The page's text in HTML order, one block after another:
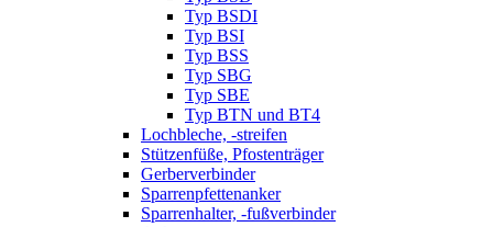
Typ BSDI
Typ BSI
Typ BSS
Typ SBG
Typ SBE
Typ BTN und BT4
Lochbleche, -streifen
Stützenfüße, Pfostenträger
Gerberverbinder
Sparrenpfettenanker
Sparrenhalter, -fußverbinder